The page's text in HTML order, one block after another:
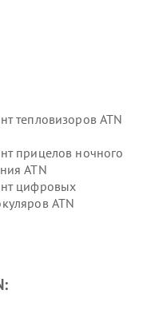
тепловизоров ATN
прицелов ночного
ATN
цифровых
ATN